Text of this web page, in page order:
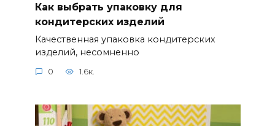
Как выбрать упаковку для
кондитерских изделий
Качественная упаковка кондитерских
изделий, несомненно
0 1.6к.